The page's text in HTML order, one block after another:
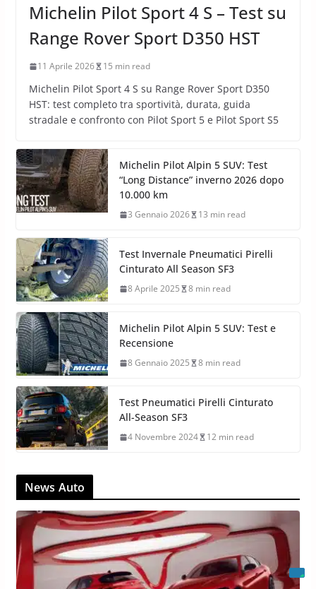
Michelin Pilot Sport 4 S – Test su
Range Rover Sport D350 HST
11 Aprile 2026 15 min read
Michelin Pilot Sport 4 S su Range Rover Sport D350
HST: test completo tra sportività, durata, guida
stradale e confronto con Pilot Sport 5 e Pilot Sport S5
Michelin Pilot Alpin 5 SUV: Test
“Long Distance” inverno 2026 dopo
10.000 km
3 Gennaio 2026 13 min read
Test Invernale Pneumatici Pirelli
Cinturato All Season SF3
8 Aprile 2025 8 min read
Michelin Pilot Alpin 5 SUV: Test e
Recensione
8 Gennaio 2025 8 min read
Test Pneumatici Pirelli Cinturato
All-Season SF3
4 Novembre 2024 12 min read
News Auto